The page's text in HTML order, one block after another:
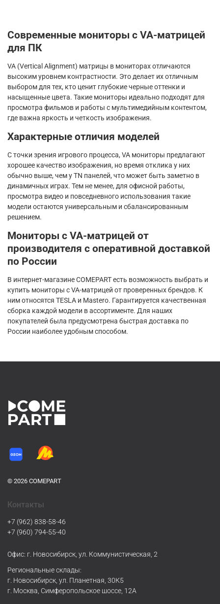
Современные мониторы с VA-матрицей
для ПК
VA (Vertical Alignment) матрицы в мониторах отличаются
высоким уровнем контрастности. Это делает их отличным
выбором для тех, кто ценит глубокие черные оттенки и
насыщенные цвета. Такие мониторы идеально подходят для
просмотра фильмов и работы с мультимедийным контентом,
где важна яркость и четкость изображения.
Характерные отличия моделей
С точки зрения игрового процесса, VA мониторы предлагают
хорошее качество изображения, но время отклика у них
обычно выше, чем у TN панелей, что может быть заметно в
динамичных играх. Тем не менее, для офисной работы,
просмотра видео и повседневного использования такие
модели остаются универсальным и сбалансированным
решением.
Мониторы с VA-матрицей от
производителя с оперативной доставкой
по России
В интернет-магазине COMEPART есть возможность выбрать и
купить мониторы с VA-матрицей от проверенных брендов. К
ним относятся TESLA и Mastero. Гарантируется качественная
сборка каждой модели в ассортименте. Для наших
покупателей была предусмотрена быстрая доставка по
России наиболее удобным способом.
© 2026 COMEPART
Контакты
+7 (962) 838-58-46
+7 (960) 794-55-40
Офис: г. Новосибирск, ул. Коммунистическая, 2
Региональные склады:
г. Новосибирск, ул. Планетная, 30К5
г. Москва, Симферопольское шоссе, 12А